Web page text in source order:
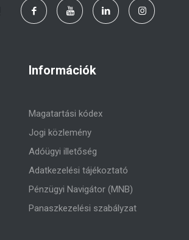
Információk
Magatartási kódex
Jogi közlemény
Adóügyi illetőség
Adatkezelési tájékoztató
Pénzügyi Navigátor (MNB)
Panaszkezelési szabályzat